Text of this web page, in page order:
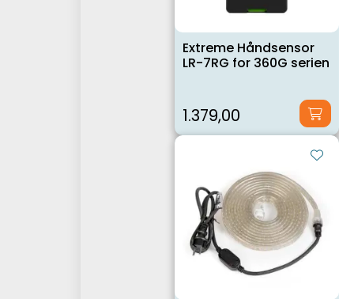
Extreme Håndsensor
LR-7RG for 360G serien
1.379,00